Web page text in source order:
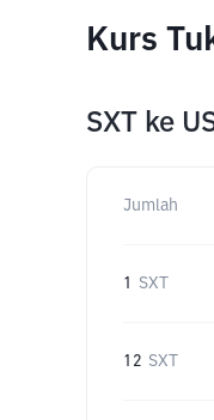
Kurs
SXT ke
Jumlah
1 SXT
12 SXT